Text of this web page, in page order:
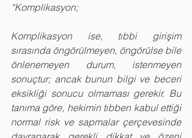
“Komplikasyon;
Komplikasyon ise, tıbbi girişim
sırasında öngörülmeyen, öngörülse bile
önlenemeyen durum, istenmeyen
sonuçtur; ancak bunun bilgi ve beceri
eksikliği sonucu olmaması gerekir. Bu
tanıma göre, hekimin tıbben kabul ettiği
normal risk ve sapmalar çerçevesinde